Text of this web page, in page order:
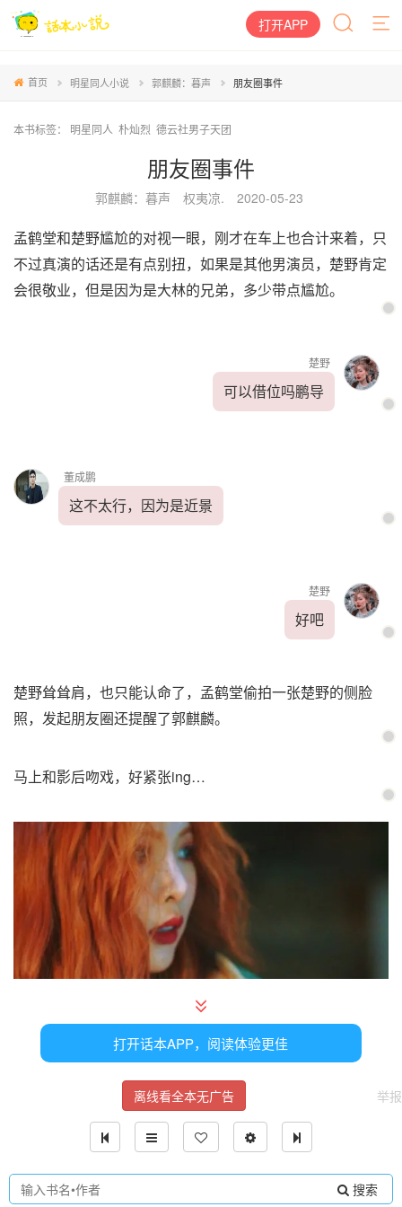
打开APP
首页 明星同人小说 郭麒麟：暮声 朋友圈事件
本书标签： 明星同人 朴灿烈 德云社男子天团
朋友圈事件
郭麒麟：暮声 权夷凉. 2020-05-23
孟鹤堂和楚野尴尬的对视一眼，刚才在车上也合计来着，只
不过真演的话还是有点别扭，如果是其他男演员，楚野肯定
会很敬业，但是因为是大林的兄弟，多少带点尴尬。
楚野
可以借位吗鹏导
董成鹏
这不太行，因为是近景
楚野
好吧
楚野耸耸肩，也只能认命了，孟鹤堂偷拍一张楚野的侧脸
照，发起朋友圈还提醒了郭麒麟。
马上和影后吻戏，好紧张ing…
发完之后还偷笑，他也就是想让所有人都知道是在演戏，否
则怕被人大做文章。
她的唇，戏里要求深吻，两个人没照做，只是含住唇边。
打开话本APP，阅读体验更佳
离线看全本无广告 举报
搜索